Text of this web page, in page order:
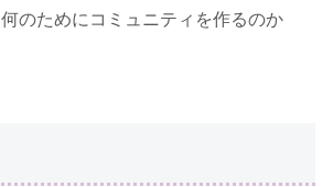
何のためにコミュニティを作るのか